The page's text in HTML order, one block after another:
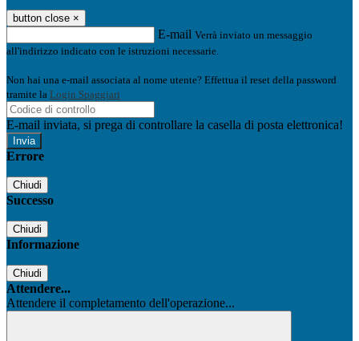
button close ×
E-mail Verrà inviato un messaggio
all'indirizzo indicato con le istruzioni necessarie.
Non hai una e-mail associata al nome utente? Effettua il reset della password
tramite la Login Spaggiari
E-mail inviata, si prega di controllare la casella di posta elettronica!
Errore
Chiudi
Successo
Chiudi
Informazione
Chiudi
Attendere...
Attendere il completamento dell'operazione...